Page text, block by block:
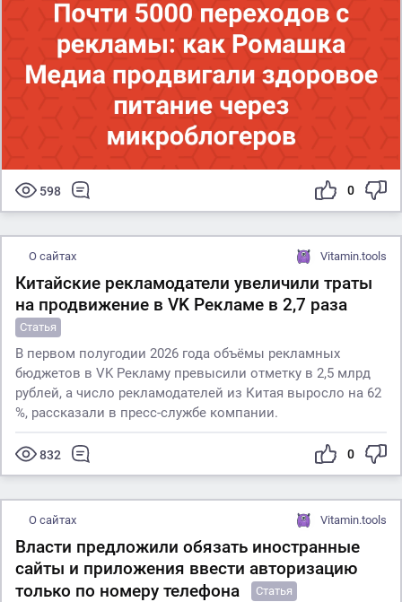
598 0
О сайтах Vitamin.tools
Китайские рекламодатели увеличили траты
на продвижение в VK Рекламе в 2,7 раза
Статья
В первом полугодии 2026 года объёмы рекламных
бюджетов в VK Рекламу превысили отметку в 2,5 млрд
рублей, а число рекламодателей из Китая выросло на 62
%, рассказали в пресс-службе компании.
832 0
О сайтах Vitamin.tools
Власти предложили обязать иностранные
сайты и приложения ввести авторизацию
только по номеру телефона
Статья